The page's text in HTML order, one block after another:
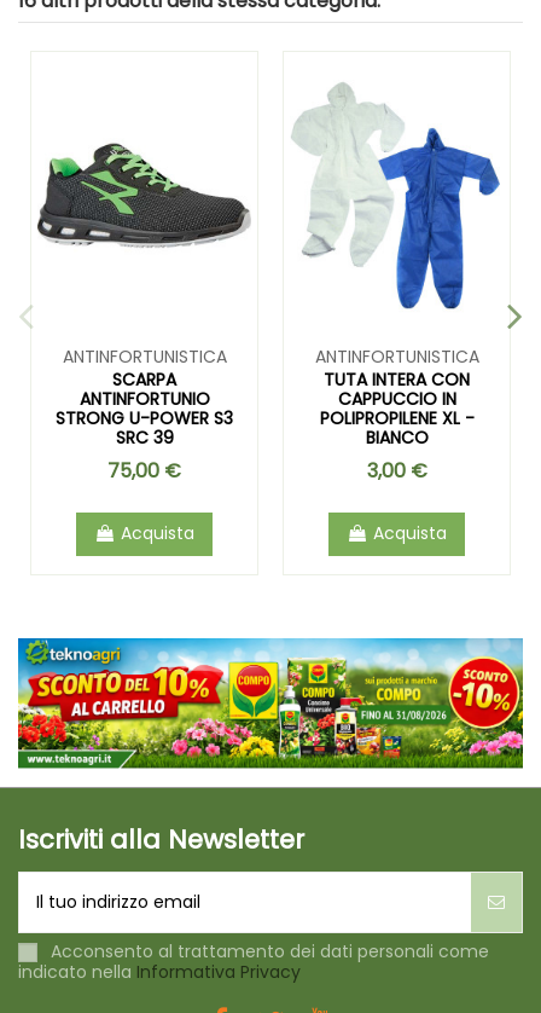
ANTINFORTUNISTICA
SCARPA
ANTINFORTUNIO
STRONG U-POWER S3
SRC 39
75,00 €
Acquista
ANTINFORTUNISTICA
TUTA INTERA CON
CAPPUCCIO IN
POLIPROPILENE XL -
BIANCO
3,00 €
Acquista
Iscriviti alla Newsletter
Acconsento al trattamento dei dati personali come
indicato nella Informativa Privacy